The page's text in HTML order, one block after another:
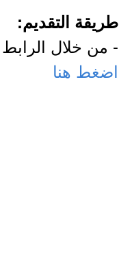
طريقة التقديم:
- من خلال
اضغط هنا